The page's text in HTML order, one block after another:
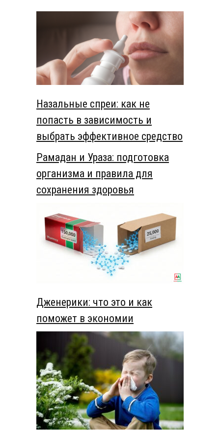
Назальные спреи: как не
попасть в зависимость и
выбрать эффективное средство
Рамадан и Ураза: подготовка
организма и правила для
сохранения здоровья
Дженерики: что это и как
поможет в экономии